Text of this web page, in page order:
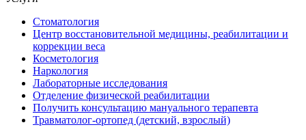
Стоматология
Центр восстановительной медицины, реабилитации и
коррекции веса
Косметология
Наркология
Лабораторные исследования
Отделение физической реабилитации
Получить консультацию мануального терапевта
Травматолог-ортопед (детский, взрослый)